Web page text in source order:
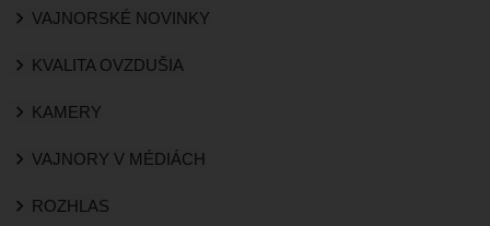
VAJNORSKÉ NOVINKY
KVALITA OVZDUŠIA
KAMERY
VAJNORY V MÉDIÁCH
ROZHLAS